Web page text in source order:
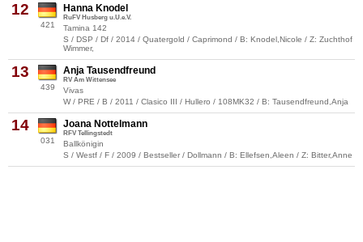
12
421
Hanna Knodel
RuFV Husberg u.U.e.V.
Tamina 142
S / DSP / Df / 2014 / Quatergold / Caprimond / B: Knodel,Nicole / Z: Zuchthof
Wimmer,
13
439
Anja Tausendfreund
RV Am Wittensee
Vivas
W / PRE / B / 2011 / Clasico III / Hullero / 108MK32 / B: Tausendfreund,Anja
14
031
Joana Nottelmann
RFV Tellingstedt
Ballkönigin
S / Westf / F / 2009 / Bestseller / Dollmann / B: Ellefsen,Aleen / Z: Bitter,Anne